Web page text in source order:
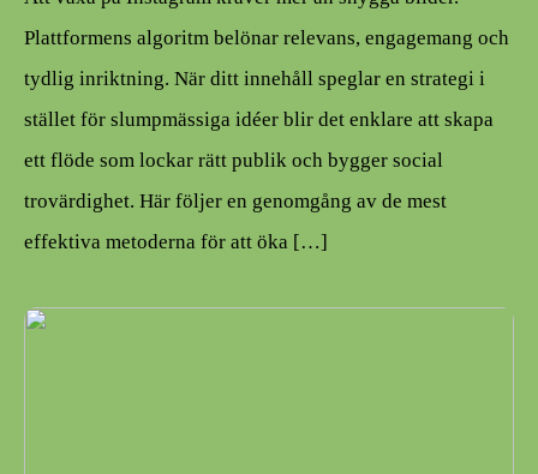
Plattformens algoritm belönar relevans, engagemang och
tydlig inriktning. När ditt innehåll speglar en strategi i
stället för slumpmässiga idéer blir det enklare att skapa
ett flöde som lockar rätt publik och bygger social
trovärdighet. Här följer en genomgång av de mest
effektiva metoderna för att öka […]